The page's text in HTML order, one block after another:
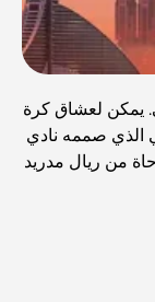
يمكن لعشاق كرة
الذي صممه نادي
من ريال مدريد